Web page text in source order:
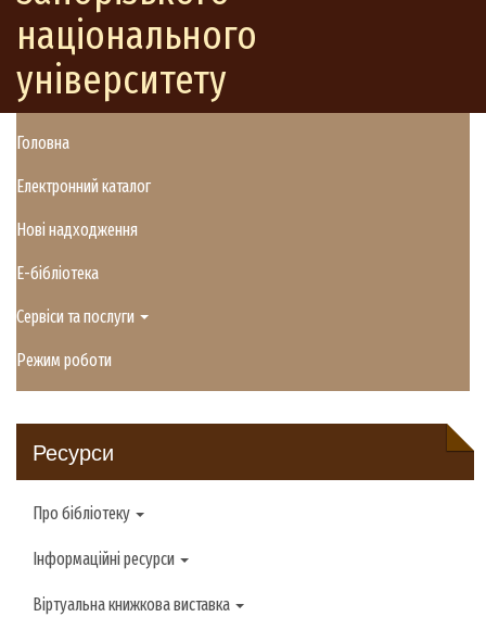
національного
університету
Головна
Електронний каталог
Нові надходження
E-бібліотека
Сервіси та послуги
Режим роботи
Ресурси
Про бібліотеку
Інформаційні ресурси
Віртуальна книжкова виставка